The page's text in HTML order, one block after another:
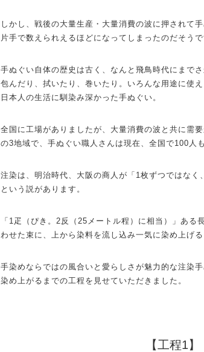
しかし、戦後の大量生産・大量消費の波に押されて
片手で数えられえるほどになってしまったのだそうで
手ぬぐい自体の歴史は古く、なんと飛鳥時代にまでさ
包んだり、拭いたり、巻いたり。いろんな用途に使
日本人の生活に馴染み深かった手ぬぐい。
全国に工場がありましたが、大量消費の波と共に需
の3地域で、手ぬぐい職人さんは現在、全国で100人
注染は、明治時代、大阪の商人が「1枚ずつではな
という説があります。
「1疋（ぴき。2反（25メートル程）に相当）」あ
わせた束に、上から染料を流し込み一気に染め上げ
手染めならではの風合いと愛らしさが魅力的な注染手
染め上がるまでの工程を見せていただきました。
【工程1